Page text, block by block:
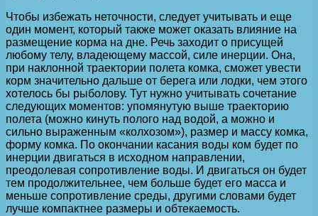
Чтобы избежать неточности, следует учитывать и еще
один момент, который также может оказать влияние на
размещение корма на дне. Речь заходит о присущей
любому телу, владеющему массой, силе инерции. Она,
при наклонной траектории полета комка, сможет увести
корм значительно дальше от берега или лодки, чем этого
хотелось бы рыболову. Тут нужно учитывать сочетание
следующих моментов: упомянутую выше траекторию
полета (можно кинуть полого над водой, а можно и
сильно выраженным «колхозом»), размер и массу комка,
форму комка. По окончании касания воды ком будет по
инерции двигаться в исходном направлении,
преодолевая сопротивление воды. И двигаться он будет
тем продолжительнее, чем больше будет его масса и
меньше сопротивление среды, другими словами будет
лучше компактнее размеры и обтекаемость.